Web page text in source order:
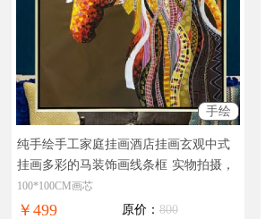
手绘
纯手绘手工家庭挂画酒店挂画玄观中式
挂画多彩的马装饰画线条框 实物拍摄，
现货图片，在线支付，全国免邮
100*100CM画芯
￥499 原价： 800